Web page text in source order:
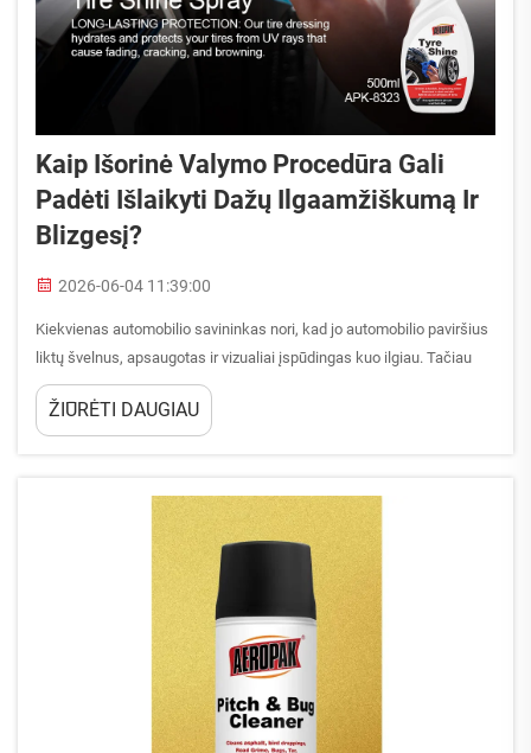
Kaip Išorinė Valymo Procedūra Gali
Padėti Išlaikyti Dažų Ilgaamžiškumą Ir
Blizgesį?
2026-06-04 11:39:00
Kiekvienas automobilio savininkas nori, kad jo automobilio paviršius
liktų švelnus, apsaugotas ir vizualiai įspūdingas kuo ilgiau. Tačiau
dažniausiai nepastebima faktorius, kuris leidžia pasiekti šį tikslą, –
nuolatinis ir tinkamai atliekamas išorinis valymas. Tai toli gražu ne tik
ŽIŪRĖTI DAUGIAU